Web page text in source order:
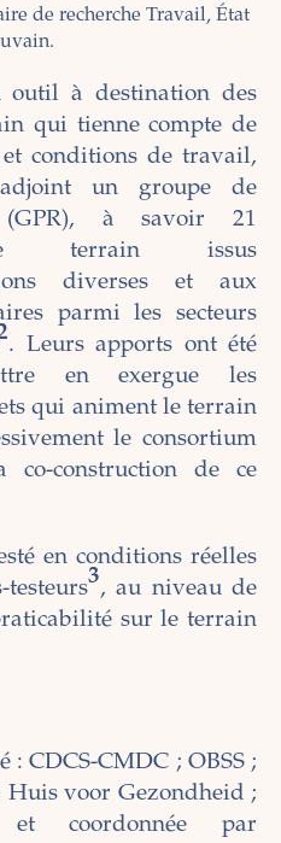
de recherche Travail, État
à destination des
qui tienne compte de
et conditions de travail,
un groupe de
(GPR), à savoir 21
de terrain issus
diverses et aux
parmi les secteurs
. Leurs apports ont été
en exergue les
qui animent le terrain
le consortium
co-construction de ce
en conditions réelles
3, au niveau de
sur le terrain
: CDCS-CMDC ; OBSS ;
voor Gezondheid ;
coordonnée par